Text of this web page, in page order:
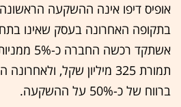
בתקופה האחרונה בעסק שאינו
אשתקד
תמורת 325 מיליון שקל,
ברווח של כ-50% על ההשקעה.